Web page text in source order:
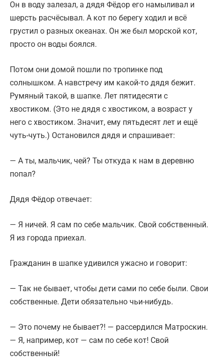
Он в воду залезал, а дядя Фёдор его намыливал и
шерсть расчёсывал. А кот по берегу ходил и всё
грустил о разных океанах. Он же был морской кот,
просто он воды боялся.
Потом они домой пошли по тропинке под
солнышком. А навстречу им какой-то дядя бежит.
Румяный такой, в шапке. Лет пятидесяти с
хвостиком. (Это не дядя с хвостиком, а возраст у
него с хвостиком. Значит, ему пятьдесят лет и ещё
чуть-чуть.) Остановился дядя и спрашивает:
— А ты, мальчик, чей? Ты откуда к нам в деревню
попал?
Дядя Фёдор отвечает:
— Я ничей. Я сам по себе мальчик. Свой собственный.
Я из города приехал.
Гражданин в шапке удивился ужасно и говорит:
— Так не бывает, чтобы дети сами по себе были. Свои
собственные. Дети обязательно чьи-нибудь.
— Это почему не бывает?! — рассердился Матроскин.
— Я, например, кот — сам по себе кот! Свой
собственный!